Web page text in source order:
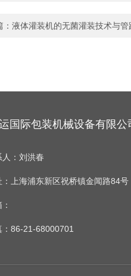
液体灌装机的无菌灌装技术与管
国际包装机械设备有限公
人：刘洪春
：上海浦东新区祝桥镇金闻路84号
：86-21-68000701